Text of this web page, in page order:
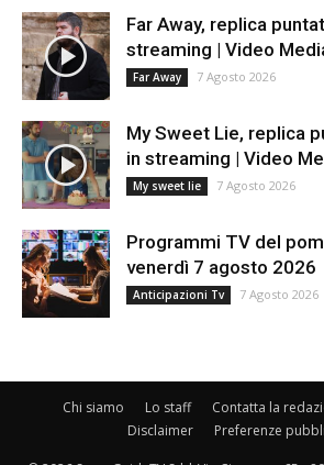
Far Away, replica
streaming | Video
Far Away 7 Agosto 2026
My Sweet Lie, replica
in streaming | Video
My sweet lie 7 Agosto 2026
Programmi TV del
venerdì 7 agosto 2026
Anticipazioni Tv 7 Agosto 2026
Chi siamo Lo staff Contatta la
Disclaimer
Preferenze